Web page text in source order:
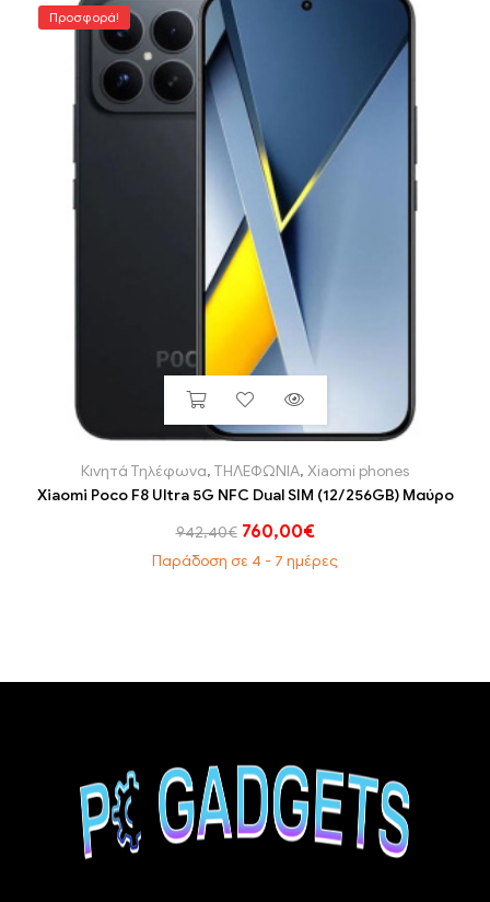
Προσφορά!
Κινητά Τηλέφωνα, ΤΗΛΕΦΩΝΙΑ, Xiaomi phones
Xiaomi Poco F8 Ultra 5G NFC Dual SIM (12/256GB) Μαύρο
942,40€ 760,00€
Παράδοση σε 4 - 7 ημέρες